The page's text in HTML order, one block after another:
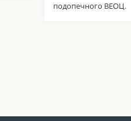
подопечного ВЕОЦ.